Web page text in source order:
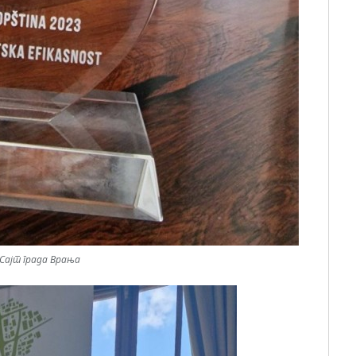
града Врања